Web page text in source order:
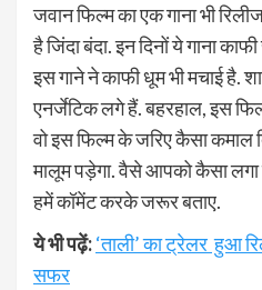
जवान फिल्म का एक गाना भी
है जिंदा बंदा. इन दिनों ये गाना
इस गाने ने काफी धूम भी मचाई है.
एनर्जेटिक लगे हैं. बहरहाल, इस
वो इस फिल्म के जरिए कैसा कमाल
मालूम पड़ेगा. वैसे आपको कैसा
हमें कॉमेंट करके जरूर बताए.
ये भी पढ़ें:‘ताली’ का ट्रेलर हुआ
सफर